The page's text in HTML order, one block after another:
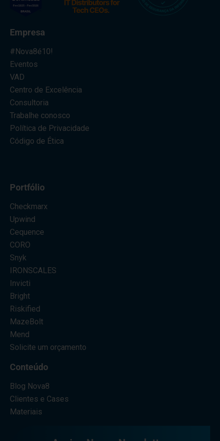
Empresa
#Nova8é10!
Eventos
VAD
Centro de Excelência
Consultoria
Trabalhe conosco
Política de Privacidade
Código de Ética
Portfólio
Checkmarx
Upwind
Cequence
CORO
Snyk
IRONSCALES
Invicti
Bright
Riskified
MazeBolt
Mend
Solicite um orçamento
Conteúdo
Blog Nova8
Clientes e Cases
Materiais